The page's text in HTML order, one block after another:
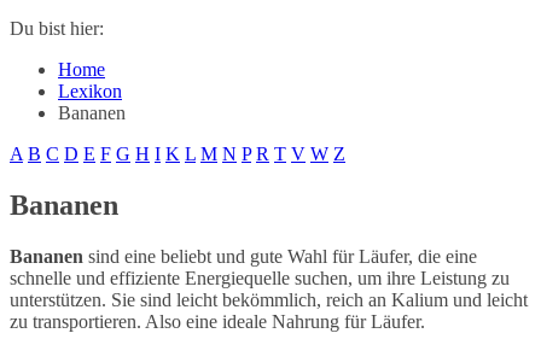
Du bist hier:
Home
Lexikon
Bananen
A B C D E F G H I K L M N P R T V W Z
Bananen
Bananen sind eine beliebt und gute Wahl für Läufer, die eine
schnelle und effiziente Energiequelle suchen, um ihre Leistung zu
unterstützen. Sie sind leicht bekömmlich, reich an Kalium und leicht
zu transportieren. Also eine ideale Nahrung für Läufer.